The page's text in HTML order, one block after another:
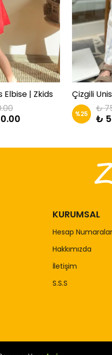
Elbise | Zkids
%25 ₺
₺
KURUMSAL
Hesap
Hakkımızda
İletişim
S.S.S